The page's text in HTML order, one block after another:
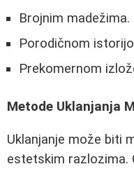
Brojnim madežima.
Porodičnom
Prekomernom
Metode Uklanjanja
Uklanjanje može biti
estetskim razlozima.